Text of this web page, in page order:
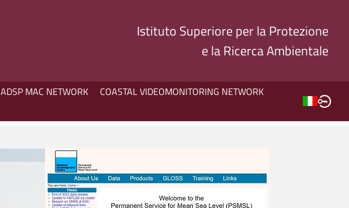
Istituto Superiore per la Protezione
e la Ricerca Ambientale
ADSP MAC NETWORK
COASTAL VIDEOMONITORING NETWORK